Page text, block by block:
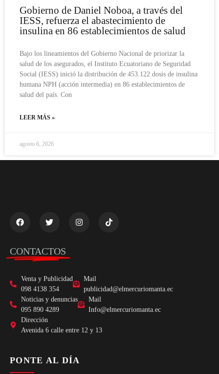
Gobierno de Daniel Noboa, a través del
IESS, refuerza el abastecimiento de
insulina en 86 establecimientos de salud
Bajo los lineamientos del Gobierno Nacional de priorizar la
salud de los asegurados, el Instituto Ecuatoriano de Seguridad
Social (IESS) inició la distribución de 453.122 dosis de insulina
humana NPH (acción intermedia) en 86 establecimientos de
salud del país. Con
LEER MÁS »
agosto 6, 2026
CONTACTOS
Venta y Publicidad
098 4138 354
Mail
publicidad@elmercuriomanta.ec
Noticias y denuncias
095 890 4289
Mail
Info@elmercuriomanta.ec
Dirección
Avenida 6 calle entre 12 y 13
PONTE AL DÍA